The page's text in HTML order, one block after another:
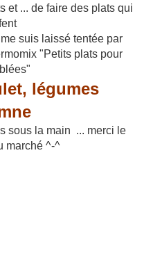
et ... de faire des plats qui
suis laissé tentée par
"Petits plats pour
légumes
sous la main ... merci le
marché ^-^